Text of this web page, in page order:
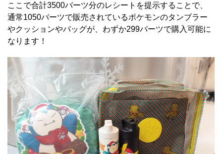
ここで合計3500バーツ分のレシートを提示することで、
通常1050バーツで販売されているポケモンのタンブラー
やクッションやバッグが、わずか299バーツで購入可能に
なります！